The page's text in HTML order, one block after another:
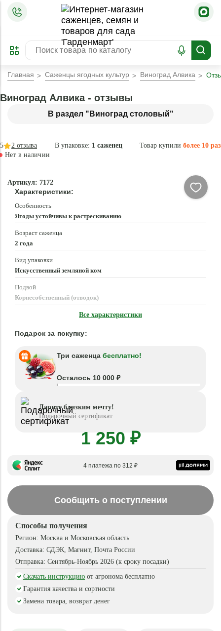
ПРЕДЗАКАЗ
ЗАБРОНИРОВАТЬ
ЛУЧШЕЕ
Главная Саженцы ягодных культур Виноград Алвика
В раздел "Виноград столовый"
Виноград Алвика - отзывы
В упаковке: 1 саженец Товар купили более 10 раз
5 2 отзыва
Нет в наличии
Артикул: 7172
Характеристики:
Особенность
Ягоды устойчивы к растрескиванию
Возраст саженца
2 года
Вид упаковки
Искусственный земляной ком
Подвой
Корнесобственный (отводок)
Все характеристики
Подарок за покупку:
Три саженца бесплатно!
Осталось 10 000 ₽
Дарите близким мечту!
Подарочный сертификат
1 250 ₽
4 платежа по 312 ₽
Сообщить о поступлении
Способы получения
Регион: Москва и Московская область
Доставка: СДЭК, Магнит, Почта России
Отправка: Сентябрь-Ноябрь 2026 (к сроку посадки)
Скачать инструкцию от агронома бесплатно
Гарантия качества и сортности
Замена товара, возврат денег